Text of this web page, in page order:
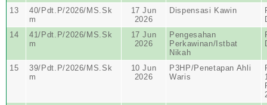
13
40/Pdt.P/2026/MS.Sk
m
17 Jun
2026
Dispensasi Kawin
14
41/Pdt.P/2026/MS.Sk
m
17 Jun
2026
Pengesahan
Perkawinan/Istbat
Nikah
15
39/Pdt.P/2026/MS.Sk
m
10 Jun
2026
P3HP/Penetapan Ahli
Waris